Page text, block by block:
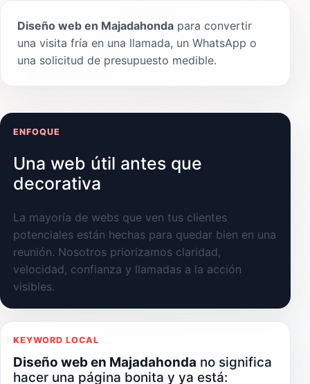
Diseño web en Majadahonda para convertir
una visita fría en una llamada, un WhatsApp o
una solicitud de presupuesto medible.
ENFOQUE
Una web útil antes que
decorativa
La mayoría de webs que ven tus clientes
potenciales están hechas para quedar bien en una
reunión. Nosotros priorizamos claridad,
velocidad, confianza y llamadas a la acción
visibles.
KEYWORD LOCAL
Diseño web en Majadahonda no significa
hacer una página bonita y ya está: